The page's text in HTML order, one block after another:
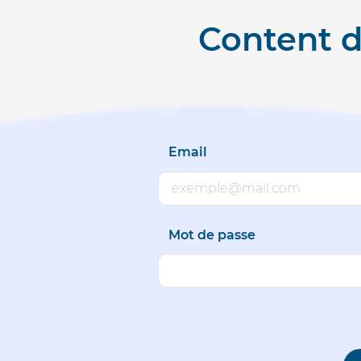
Content
Email
Mot de passe